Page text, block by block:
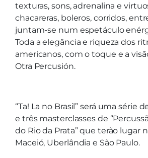
texturas, sons, adrenalina e
chacareras, boleros, corridos,
juntam-se num espetáculo
Toda a elegância e riqueza dos
americanos, com o toque e a
Otra Percusión.
“Ta! La no Brasil” será uma série
e três masterclasses de
do Rio da Prata” que terão lugar
Maceió, Uberlândia e São Paulo.